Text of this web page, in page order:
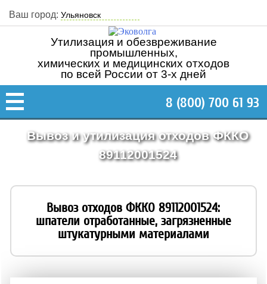
Ваш город:
Утилизация и обезвреживание
промышленных,
химических и медицинских отходов
по всей России от 3-х дней
8 (800) 700 61 93
Вывоз и утилизация отходов ФККО
89112001524
Вывоз отходов ФККО 89112001524:
шпатели отработанные, загрязненные
штукатурными материалами